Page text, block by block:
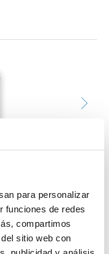
para personalizar
funciones de redes
compartimos
sitio web con